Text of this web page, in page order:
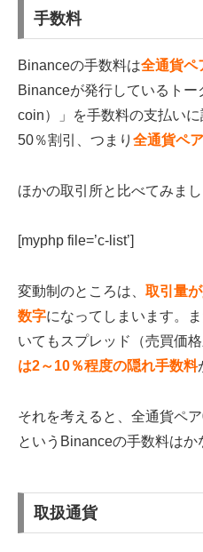
手数料
Binanceの手数料は全通貨ペ
Binanceが発行しているト
coin）」を手数料の支払い
50％割引、つまり 全通貨ペ
ほかの取引所と比べてみまし
[myphp file=’c-list’]
変動制のところは、 取引量
数字になってしまいます。
いてもスプレッド（売買価
は2～10％程度の隠れ手数料
それを考えると、全通貨ペ
というBinanceの手数料はか
取扱通貨